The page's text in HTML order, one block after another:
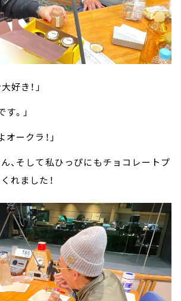
好き！」
。」
ークラ！」
、そして私ひっぴにもチョコレートプ
れました！